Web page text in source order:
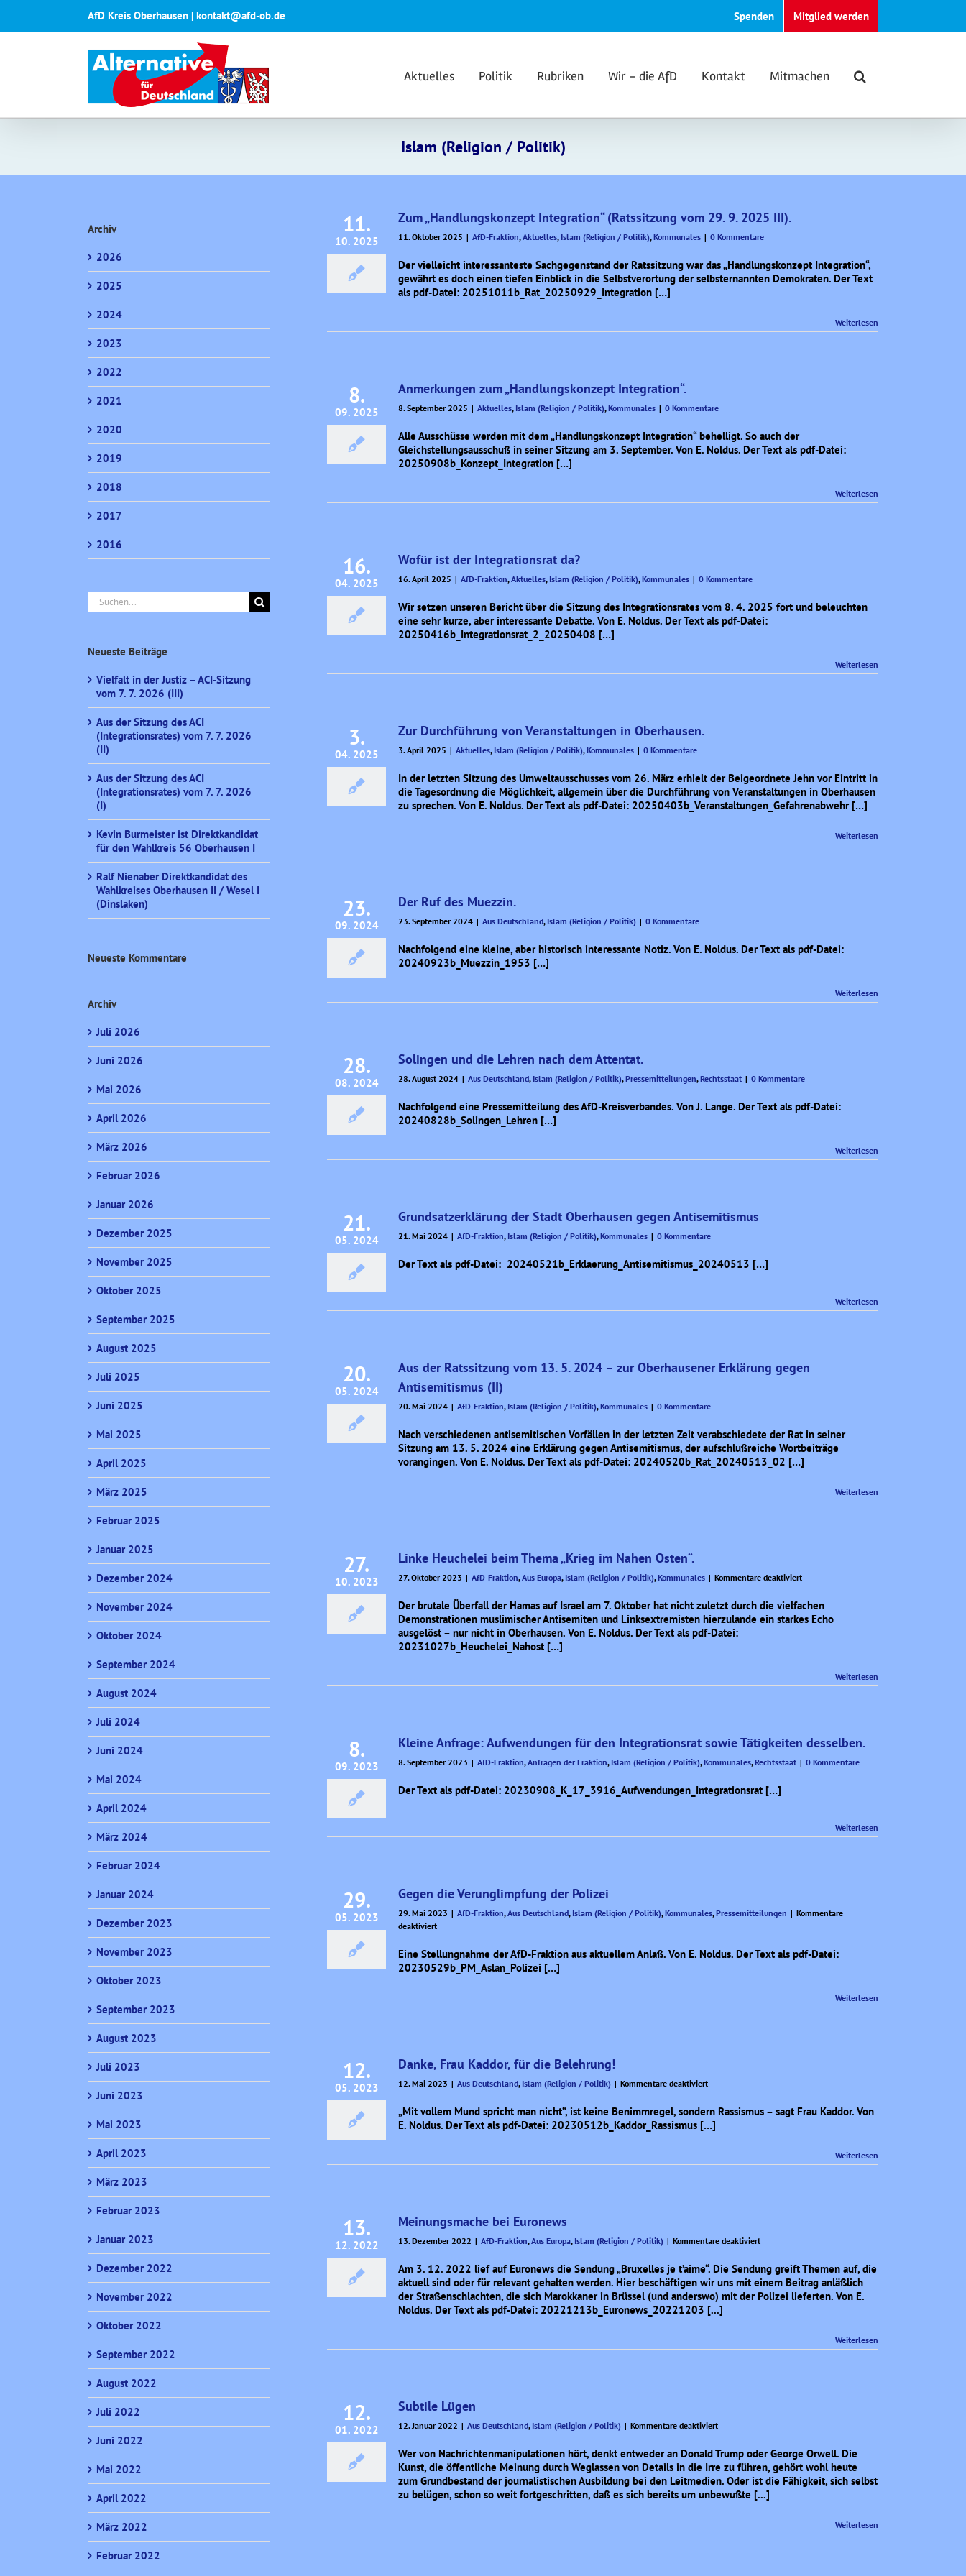
springen
AfD Kreis Oberhausen | kontakt@afd-ob.de Spenden Mitglied werden
Aktuelles Politik Rubriken Wir – die AfD Kontakt Mitmachen
Islam (Religion / Politik)
11.
10. 2025
Zum „Handlungskonzept Integration“ (Ratssitzung vom 29. 9. 2025 III).
11. Oktober 2025 | AfD-Fraktion,Aktuelles, Islam (Religion / Politik),Kommunales | 0 Kommentare
Der vielleicht interessanteste Sachgegenstand der Ratssitzung war das „Handlungskonzept Integration“,
gewährt es doch einen tiefen Einblick in die Selbstverortung der selbsternannten Demokraten. Der Text
als pdf-Datei: 20251011b_Rat_20250929_Integration […]
Weiterlesen
8.
09. 2025
Anmerkungen zum „Handlungskonzept Integration“.
8. September 2025 | Aktuelles, Islam (Religion / Politik),Kommunales | 0 Kommentare
Alle Ausschüsse werden mit dem „Handlungskonzept Integration“ behelligt. So auch der
Gleichstellungsausschuß in seiner Sitzung am 3. September. Von E. Noldus. Der Text als pdf-Datei:
20250908b_Konzept_Integration […]
Weiterlesen
16.
04. 2025
Wofür ist der Integrationsrat da?
16. April 2025 | AfD-Fraktion,Aktuelles, Islam (Religion / Politik),Kommunales | 0 Kommentare
Wir setzen unseren Bericht über die Sitzung des Integrationsrates vom 8. 4. 2025 fort und beleuchten
eine sehr kurze, aber interessante Debatte. Von E. Noldus. Der Text als pdf-Datei:
20250416b_Integrationsrat_2_20250408 […]
Weiterlesen
3.
04. 2025
Zur Durchführung von Veranstaltungen in Oberhausen.
3. April 2025 | Aktuelles, Islam (Religion / Politik),Kommunales | 0 Kommentare
In der letzten Sitzung des Umweltausschusses vom 26. März erhielt der Beigeordnete Jehn vor Eintritt in
die Tagesordnung die Möglichkeit, allgemein über die Durchführung von Veranstaltungen in Oberhausen
zu sprechen. Von E. Noldus. Der Text als pdf-Datei: 20250403b_Veranstaltungen_Gefahrenabwehr […]
Weiterlesen
23.
09. 2024
Der Ruf des Muezzin.
23. September 2024 | Aus Deutschland, Islam (Religion / Politik) | 0 Kommentare
Nachfolgend eine kleine, aber historisch interessante Notiz. Von E. Noldus. Der Text als pdf-Datei:
20240923b_Muezzin_1953 […]
Weiterlesen
28.
08. 2024
Solingen und die Lehren nach dem Attentat.
28. August 2024 | Aus Deutschland, Islam (Religion / Politik),Pressemitteilungen,Rechtsstaat | 0 Kommentare
Nachfolgend eine Pressemitteilung des AfD-Kreisverbandes. Von J. Lange. Der Text als pdf-Datei:
20240828b_Solingen_Lehren […]
Weiterlesen
21.
05. 2024
Grundsatzerklärung der Stadt Oberhausen gegen Antisemitismus
21. Mai 2024 | AfD-Fraktion, Islam (Religion / Politik),Kommunales | 0 Kommentare
Der Text als pdf-Datei: 20240521b_Erklaerung_Antisemitismus_20240513 […]
Weiterlesen
20.
05. 2024
Aus der Ratssitzung vom 13. 5. 2024 – zur Oberhausener Erklärung gegen
Antisemitismus (II)
20. Mai 2024 | AfD-Fraktion, Islam (Religion / Politik),Kommunales | 0 Kommentare
Nach verschiedenen antisemitischen Vorfällen in der letzten Zeit verabschiedete der Rat in seiner
Sitzung am 13. 5. 2024 eine Erklärung gegen Antisemitismus, der aufschlußreiche Wortbeiträge
vorangingen. Von E. Noldus. Der Text als pdf-Datei: 20240520b_Rat_20240513_02 […]
Weiterlesen
27.
10. 2023
Linke Heuchelei beim Thema „Krieg im Nahen Osten“.
27. Oktober 2023 | AfD-Fraktion,Aus Europa, Islam (Religion / Politik),Kommunales | Kommentare deaktiviertfür
Heuchelei
beim
Der brutale Überfall der Hamas auf Israel am 7. Oktober hat nicht zuletzt durch die vielfachen
Demonstrationen muslimischer Antisemiten und Linksextremisten hierzulande ein starkes Echo
ausgelöst – nur nicht in Oberhausen. Von E. Noldus. Der Text als pdf-Datei:
20231027b_Heuchelei_Nahost […]
Weiterlesen
8.
09. 2023
Kleine Anfrage: Aufwendungen für den Integrationsrat sowie Tätigkeiten desselben.
8. September 2023 | AfD-Fraktion,Anfragen der Fraktion, Islam (Religion / Politik),Kommunales,Rechtsstaat | 0 Kommentare
Der Text als pdf-Datei: 20230908_K_17_3916_Aufwendungen_Integrationsrat […]
Weiterlesen
29.
05. 2023
Gegen die Verunglimpfung der Polizei
29. Mai 2023 | AfD-Fraktion,Aus Deutschland, Islam (Religion / Politik),Kommunales,Pressemitteilungen | Kommentare
deaktiviertfür
die
Verunglimpfung
Eine Stellungnahme der AfD-Fraktion aus aktuellem Anlaß. Von E. Noldus. Der Text als pdf-Datei:
20230529b_PM_Aslan_Polizei […]
Weiterlesen
12.
05. 2023
Danke, Frau Kaddor, für die Belehrung!
12. Mai 2023 | Aus Deutschland, Islam (Religion / Politik) | Kommentare deaktiviertfür
Frau
Kaddor,
für
„Mit vollem Mund spricht man nicht“, ist keine Benimmregel, sondern Rassismus – sagt Frau Kaddor. Von
E. Noldus. Der Text als pdf-Datei: 20230512b_Kaddor_Rassismus […]
Weiterlesen
13.
12. 2022
Meinungsmache bei Euronews
13. Dezember 2022 | AfD-Fraktion,Aus Europa, Islam (Religion / Politik) | Kommentare deaktiviertfür
bei
Euronews
Am 3. 12. 2022 lief auf Euronews die Sendung „Bruxelles je t’aime“. Die Sendung greift Themen auf, die
aktuell sind oder für relevant gehalten werden. Hier beschäftigen wir uns mit einem Beitrag anläßlich
der Straßenschlachten, die sich Marokkaner in Brüssel (und anderswo) mit der Polizei lieferten. Von E.
Noldus. Der Text als pdf-Datei: 20221213b_Euronews_20221203 [...]
Weiterlesen
12.
01. 2022
Subtile Lügen
12. Januar 2022 | Aus Deutschland, Islam (Religion / Politik) | Kommentare deaktiviertfür
Lügen
Wer von Nachrichtenmanipulationen hört, denkt entweder an Donald Trump oder George Orwell. Die
Kunst, die öffentliche Meinung durch Weglassen von Details in die Irre zu führen, gehört wohl heute
zum Grundbestand der journalistischen Ausbildung bei den Leitmedien. Oder ist die Fähigkeit, sich selbst
zu belügen, schon so weit fortgeschritten, daß es sich bereits um unbewußte [...]
Weiterlesen
Archiv
2026
2025
2024
2023
2022
2021
2020
2019
2018
2017
2016
Suche
nach:
Neueste Beiträge
Vielfalt in der Justiz – ACI-Sitzung
vom 7. 7. 2026 (III)
Aus der Sitzung des ACI
(Integrationsrates) vom 7. 7. 2026
(II)
Aus der Sitzung des ACI
(Integrationsrates) vom 7. 7. 2026
(I)
Kevin Burmeister ist Direktkandidat
für den Wahlkreis 56 Oberhausen I
Ralf Nienaber Direktkandidat des
Wahlkreises Oberhausen II / Wesel I
(Dinslaken)
Neueste Kommentare
Archiv
Juli 2026
Juni 2026
Mai 2026
April 2026
März 2026
Februar 2026
Januar 2026
Dezember 2025
November 2025
Oktober 2025
September 2025
August 2025
Juli 2025
Juni 2025
Mai 2025
April 2025
März 2025
Februar 2025
Januar 2025
Dezember 2024
November 2024
Oktober 2024
September 2024
August 2024
Juli 2024
Juni 2024
Mai 2024
April 2024
März 2024
Februar 2024
Januar 2024
Dezember 2023
November 2023
Oktober 2023
September 2023
August 2023
Juli 2023
Juni 2023
Mai 2023
April 2023
März 2023
Februar 2023
Januar 2023
Dezember 2022
November 2022
Oktober 2022
September 2022
August 2022
Juli 2022
Juni 2022
Mai 2022
April 2022
März 2022
Februar 2022